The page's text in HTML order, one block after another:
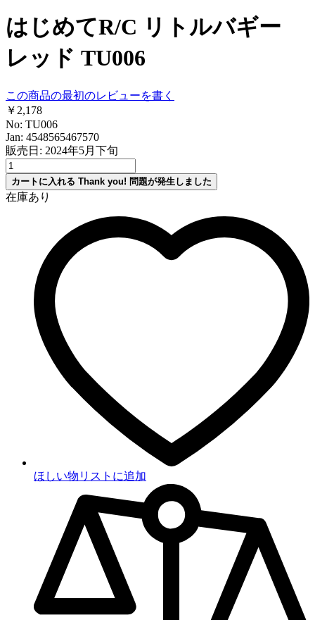
はじめてR/C リトルバギー
レッド TU006
この商品の最初のレビューを書く
￥2,178
No: TU006
Jan: 4548565467570
販売日: 2024年5月下旬
カートに入れる Thank you! 問題が発生しました
在庫あり
ほしい物リストに追加